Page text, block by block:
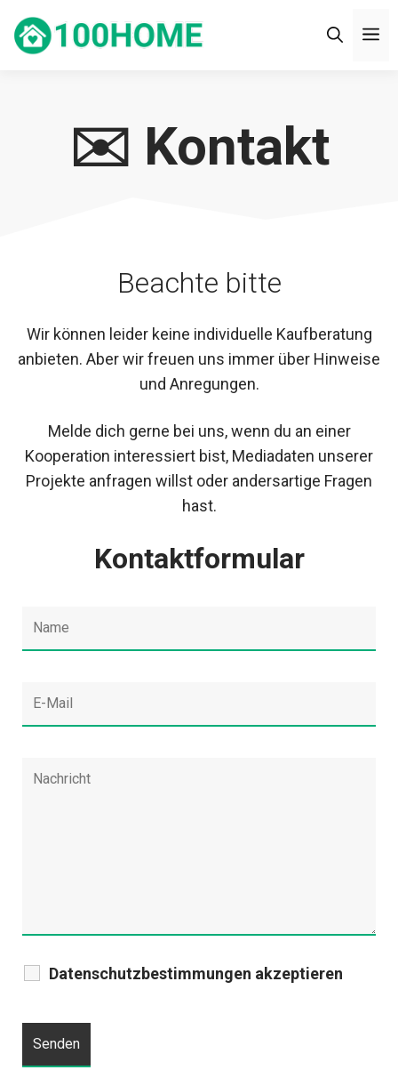
Inhalt
✉️ Kontakt
Beachte bitte
Wir können leider keine individuelle Kaufberatung
anbieten. Aber wir freuen uns immer über Hinweise
und Anregungen.
Melde dich gerne bei uns, wenn du an einer
Kooperation interessiert bist, Mediadaten unserer
Projekte anfragen willst oder andersartige Fragen
hast.
Kontaktformular
Datenschutzbestimmungen akzeptieren